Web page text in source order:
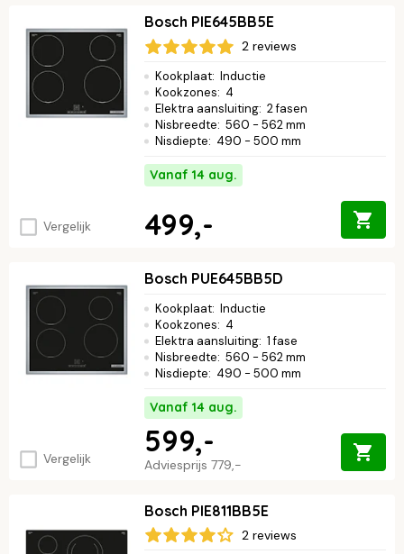
Vergelijk
Bosch PIE645BB5E
2 reviews
Kookplaat: Inductie
Kookzones: 4
Elektra aansluiting: 2 fasen
Nisbreedte: 560 - 562 mm
Nisdiepte: 490 - 500 mm
Vanaf 14 aug.
499,-
Vergelijk
Bosch PUE645BB5D
Kookplaat: Inductie
Kookzones: 4
Elektra aansluiting: 1 fase
Nisbreedte: 560 - 562 mm
Nisdiepte: 490 - 500 mm
Vanaf 14 aug.
Adviesprijs 779,-
599,-
Bosch PIE811BB5E
2 reviews